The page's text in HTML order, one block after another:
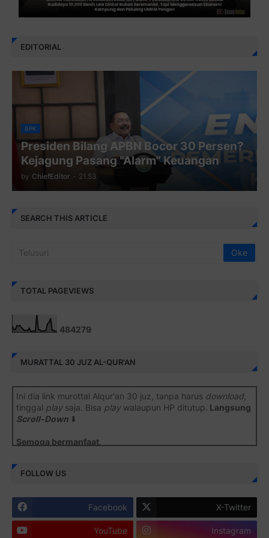
EDITORIAL
BPK
Presiden Bilang APBN Bocor 30 Persen?
Kejagung Pasang “Alarm” Keuangan
by ChiefEditor - 21.53
SEARCH THIS ARTICLE
TOTAL PAGEVIEWS
484279
MURATTAL 30 JUZ AL-QUR'AN
Ini dia link murottal Alqur'an 30 juz, tanpa harus download,
tinggal playsaja. Bisa playwalaupun HP ditutup. Langsung
Scroll-Down ⬇️
Semoga bermanfaat
Juz 1 ⇨
Juz 3 ⇨ http://j.mp/2bFSrtF
Juz 4 ⇨ http://j.mp/2b8SXi3
FOLLOW US
Facebook X-Twitter
YouTube Instagram